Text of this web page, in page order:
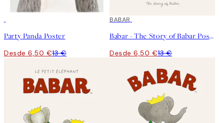
Party Panda Poster
Desde 6,50 €13 €
50%*
BABAR
Babar - The Story of Babar Poster
Desde 6,50 €13 €